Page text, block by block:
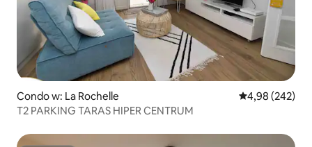
Condo w: La Rochelle Średnia
4,98 (242)
T2 PARKING TARAS HIPER CENTRUM